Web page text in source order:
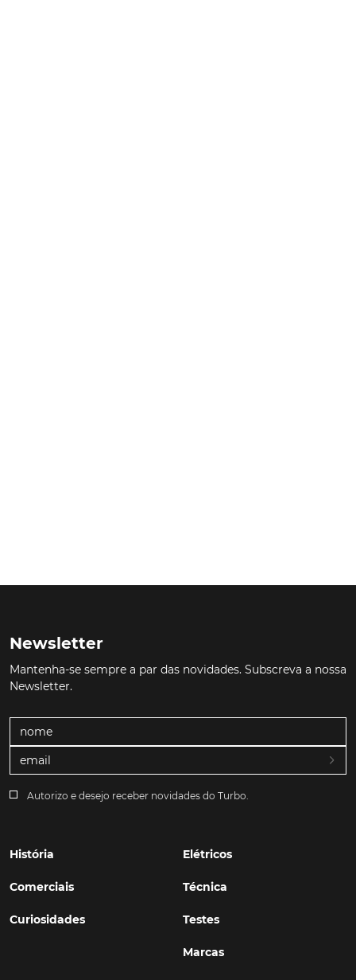
Newsletter
Mantenha-se sempre a par das novidades. Subscreva a nossa
Newsletter.
Autorizo e desejo receber novidades do Turbo.
História
Comerciais
Curiosidades
Elétricos
Técnica
Testes
Marcas